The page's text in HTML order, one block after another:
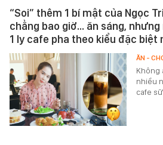
“Soi” thêm 1 bí mật của Ngọc
chẳng bao giờ… ăn sáng,
1 ly cafe pha theo kiểu đặc biệt
Không
nhiều
cafe
ĂN -